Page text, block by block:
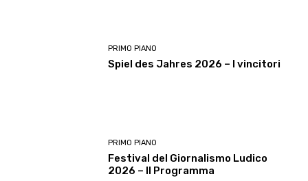
PRIMO PIANO
Spiel des Jahres 2026 – I vincitori
PRIMO PIANO
Festival del Giornalismo Ludico
2026 – Il Programma